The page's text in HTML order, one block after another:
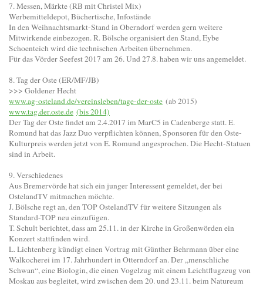
7. Messen, Märkte (RB mit Christel Mix)
Werbemitteldepot, Büchertische, Infostände
In den Weihnachtsmarkt-Stand in Oberndorf werden gern weitere
Mitwirkende einbezogen. R. Bölsche organisiert den Stand, Eybe
Schoenteich wird die technischen Arbeiten übernehmen.
Für das Vörder Seefest 2017 am 26. Und 27.8. haben wir uns angemeldet.
8. Tag der Oste (ER/MF/JB)
>>> Goldener Hecht
www.ag-osteland.de/vereinsleben/tage-der-oste (ab 2015)
www.tag.der.oste.de (bis 2014)
Der Tag der Oste findet am 2.4.2017 im MarC5 in Cadenberge statt. E.
Romund hat das Jazz Duo verpflichten können, Sponsoren für den Oste-
Kulturpreis werden jetzt von E. Romund angesprochen. Die Hecht-Statuen
sind in Arbeit.
9. Verschiedenes
Aus Bremervörde hat sich ein junger Interessent gemeldet, der bei
OstelandTV mitmachen möchte.
J. Bölsche regt an, den TOP OstelandTV für weitere Sitzungen als
Standard-TOP neu einzufügen.
T. Schult berichtet, dass am 25.11. in der Kirche in Großenwörden ein
Konzert stattfinden wird.
L. Lichtenberg kündigt einen Vortrag mit Günther Behrmann über eine
Walkocherei im 17. Jahrhundert in Otterndorf an. Der „menschliche
Schwan“, eine Biologin, die einen Vogelzug mit einem Leichtflugzeug von
Moskau aus begleitet, wird zwischen dem 20. und 23.11. beim Natureum